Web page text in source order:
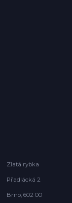
Zlatá rybka
Přadlácká 2
Brno, 602 00